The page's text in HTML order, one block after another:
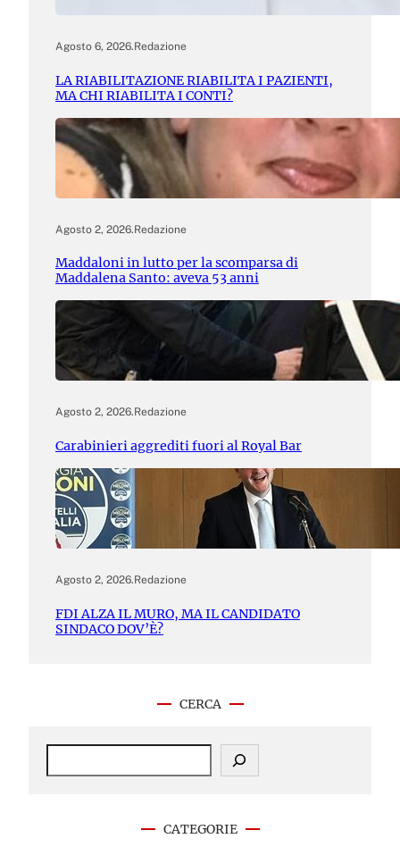
Agosto 6, 2026.Redazione
LA RIABILITAZIONE RIABILITA I PAZIENTI,
MA CHI RIABILITA I CONTI?
Agosto 2, 2026.Redazione
Maddaloni in lutto per la scomparsa di
Maddalena Santo: aveva 53 anni
Agosto 2, 2026.Redazione
Carabinieri aggrediti fuori al Royal Bar
Agosto 2, 2026.Redazione
FDI ALZA IL MURO, MA IL CANDIDATO
SINDACO DOV’È?
CERCA
S
CATEGORIE